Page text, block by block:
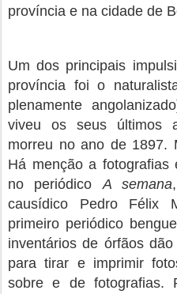
província e na cidade de
Um dos principais
província foi o
plenamente
viveu os seus últimos
morreu no ano de 1897.
Há menção a fotografias
no periódicoA semana
causídico Pedro Félix
primeiro periódico
inventários de órfãos
para tirar e imprimir
sobre e de fotografias.